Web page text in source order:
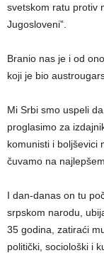
svetskom ratu protiv
Jugosloveni”.
Branio nas je i od
koji je bio
Mi Srbi smo uspeli
proglasimo za
komunisti i boljševici
čuvamo na
I dan-danas on tu
srpskom narodu,
35 godina, zatiraći
politički, sociološki i